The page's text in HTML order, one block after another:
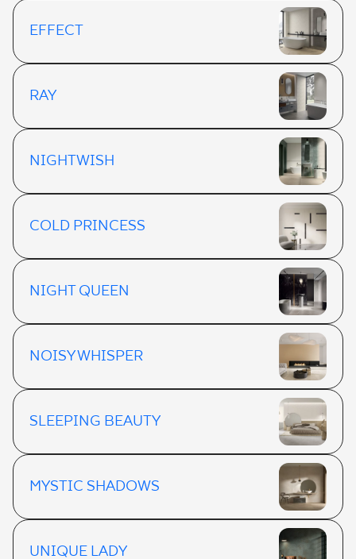
EFFECT
RAY
NIGHTWISH
COLD PRINCESS
NIGHT QUEEN
NOISY WHISPER
SLEEPING BEAUTY
MYSTIC SHADOWS
UNIQUE LADY